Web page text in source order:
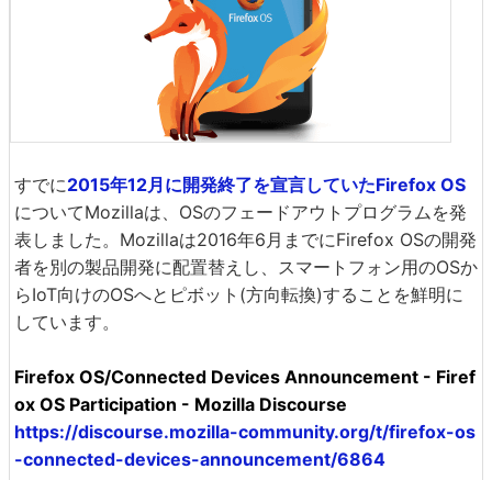
すでに2015年12月に開発終了を宣言していたFirefox OS
についてMozillaは、OSのフェードアウトプログラムを発
表しました。Mozillaは2016年6月までにFirefox OSの開発
者を別の製品開発に配置替えし、スマートフォン用のOSか
らIoT向けのOSへとピボット(方向転換)することを鮮明に
しています。
Firefox OS/Connected Devices Announcement - Firef
ox OS Participation - Mozilla Discourse
https://discourse.mozilla-community.org/t/firefox-os
-connected-devices-announcement/6864